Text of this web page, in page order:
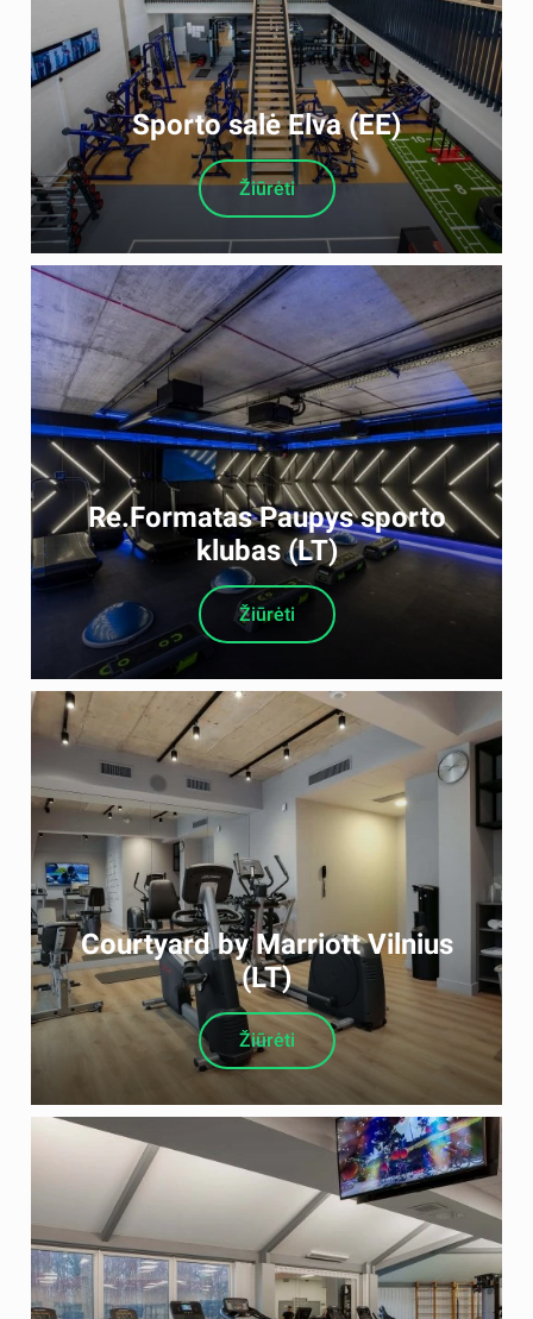
Sporto salė Elva (EE)
Žiūrėti
Re.Formatas Paupys sporto
klubas (LT)
Žiūrėti
Courtyard by Marriott Vilnius
(LT)
Žiūrėti